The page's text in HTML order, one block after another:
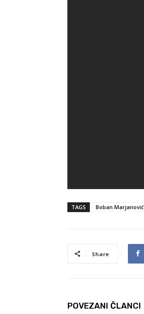
TAGS Boban Marjanović
Share
POVEZANI ČLANCI